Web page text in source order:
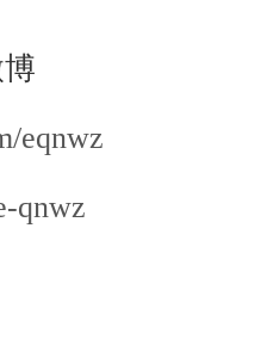
eqnwz
qnwz